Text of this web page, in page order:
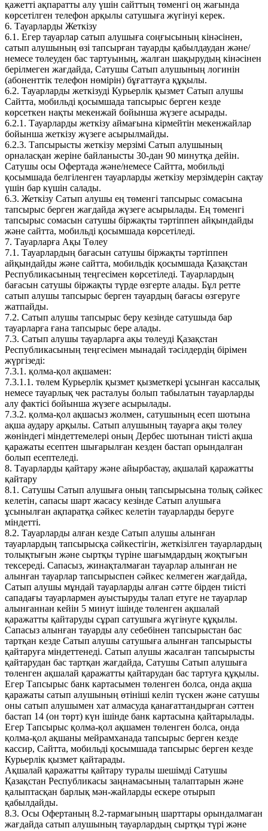
қажетті ақпаратты алу үшін сайттың төменгі оң жағында
көрсетілген телефон арқылы сатушыға жүгінуі керек.
6. Тауарларды Жеткізу
6.1. Егер тауарлар сатып алушыға соңғысының кінәсінен,
сатып алушының өзі тапсырған тауарды қабылдаудан және/
немесе төлеуден бас тартуының, жалған шақырудың кінәсінен
берілмеген жағдайда, Сатушы Сатып алушының логинін
(абоненттік телефон нөмірін) бұғаттауға құқылы.
6.2. Тауарларды жеткізуді Курьерлік қызмет Сатып алушы
Сайтта, мобильді қосымшада тапсырыс берген кезде
көрсеткен нақты мекенжай бойынша жүзеге асырады.
6.2.1. Тауарларды жеткізу аймағына кірмейтін мекенжайлар
бойынша жеткізу жүзеге асырылмайды.
6.2.3. Тапсырысты жеткізу мерзімі Сатып алушының
орналасқан жеріне байланысты 30-дан 90 минутқа дейін.
Сатушы осы Офертада және/немесе Сайтта, мобильді
қосымшада белгіленген тауарларды жеткізу мерзімдерін сақтау
үшін бар күшін салады.
6.3. Жеткізу Сатып алушы ең төменгі тапсырыс сомасына
тапсырыс берген жағдайда жүзеге асырылады. Ең төменгі
тапсырыс сомасын сатушы біржақты тәртіппен айқындайды
және сайтта, мобильді қосымшада көрсетіледі.
7. Тауарларға Ақы Төлеу
7.1. Тауарлардың бағасын сатушы біржақты тәртіппен
айқындайды және сайтта, мобильдік қосымшада Қазақстан
Республикасының теңгесімен көрсетіледі. Тауарлардың
бағасын сатушы біржақты түрде өзгерте алады. Бұл ретте
сатып алушы тапсырыс берген тауардың бағасы өзгеруге
жатпайды.
7.2. Сатып алушы тапсырыс беру кезінде сатушыда бар
тауарларға ғана тапсырыс бере алады.
7.3. Сатып алушы тауарларға ақы төлеуді Қазақстан
Республикасының теңгесімен мынадай тәсілдердің бірімен
жүргізеді:
7.3.1. қолма-қол ақшамен:
7.3.1.1. төлем Курьерлік қызмет қызметкері ұсынған кассалық
немесе тауарлық чек расталуы болып табылатын тауарларды
алу фактісі бойынша жүзеге асырылады.
7.3.2. қолма-қол ақшасыз жолмен, сатушының есеп шотына
ақша аудару арқылы. Сатып алушының тауарға ақы төлеу
жөніндегі міндеттемелері оның Дербес шотынан тиісті ақша
қаражаты есептен шығарылған кезден бастап орындалған
болып есептеледі.
8. Тауарларды қайтару және айырбастау, ақшалай қаражатты
қайтару
8.1. Сатушы Сатып алушыға оның тапсырысына толық сәйкес
келетін, сапасы шарт жасасу кезінде Сатып алушыға
ұсынылған ақпаратқа сәйкес келетін тауарларды беруге
міндетті.
8.2. Тауарларды алған кезде Сатып алушы алынған
тауарлардың тапсырысқа сәйкестігін, жеткізілген тауарлардың
толықтығын және сыртқы түріне шағымдардың жоқтығын
тексереді. Сапасыз, жинақталмаған тауарлар алынған не
алынған тауарлар тапсырыспен сәйкес келмеген жағдайда,
Сатып алушы мұндай тауарларды алған сәтте бірден тиісті
сападағы тауарлармен ауыстыруды талап етуге не тауарлар
алынғаннан кейін 5 минут ішінде төленген ақшалай
қаражатты қайтаруды сұрап сатушыға жүгінуге құқылы.
Сапасыз алынған тауарды алу себебінен тапсырыстан бас
тартқан кезде Сатып алушы сатушыға алынған тапсырысты
қайтаруға міндеттенеді. Сатып алушы жасалған тапсырысты
қайтарудан бас тартқан жағдайда, Сатушы Сатып алушыға
төленген ақшалай қаражатты қайтарудан бас тартуға құқылы.
Егер Тапсырыс банк картасымен төленген болса, онда ақша
қаражаты сатып алушының өтініші келіп түскен және сатушы
оны сатып алушымен хат алмасуда қанағаттандырған сәттен
бастап 14 (он төрт) күн ішінде банк картасына қайтарылады.
Егер Тапсырыс қолма-қол ақшамен төленген болса, онда
қолма-қол ақшаны мейрамханада тапсырыс берген кезде
кассир, Сайтта, мобильді қосымшада тапсырыс берген кезде
Курьерлік қызмет қайтарады.
Ақшалай қаражатты қайтару туралы шешімді Сатушы
Қазақстан Республикасы заңнамасының талаптарын және
қалыптасқан барлық мән-жайларды ескере отырып
қабылдайды.
8.3. Осы Офертаның 8.2-тармағының шарттары орындалмаған
жағдайда сатып алушының тауарлардың сыртқы түрі және